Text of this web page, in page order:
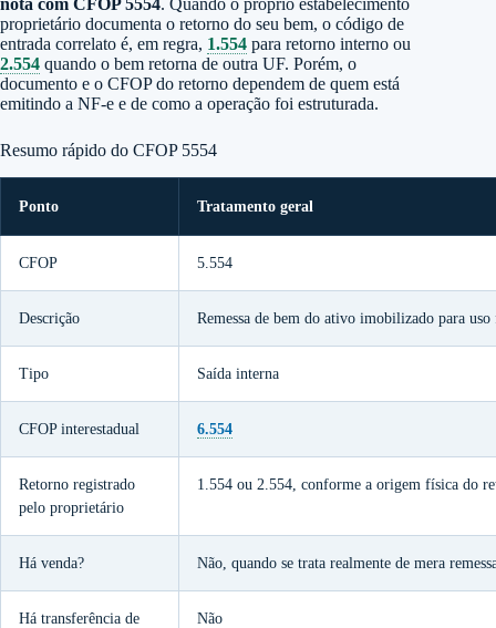
proprietário documenta o retorno do seu bem, o código de
entrada correlato é, em regra, 1.554 para retorno interno ou
2.554 quando o bem retorna de outra UF. Porém, o
documento e o CFOP do retorno dependem de quem está
emitindo a NF-e e de como a operação foi estruturada.
Resumo rápido do CFOP 5554
Ponto Tratamento geral
CFOP 5.554
Descrição Remessa de bem do ativo imobilizado para
Tipo Saída interna
CFOP interestadual 6.554
Retorno registrado
pelo proprietário
1.554 ou 2.554, conforme a origem física do
Há venda? Não, quando se trata realmente de mera
Há transferência de
Não